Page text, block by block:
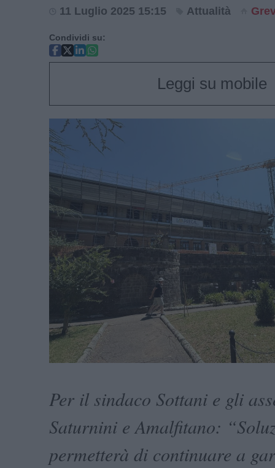
11 Luglio 2025 15:15 Attualità
Condividi su:
Leggi su mobile
Per il sindaco Sottani e gli
Saturnini e Amalfitano:
permetterà di continuare a